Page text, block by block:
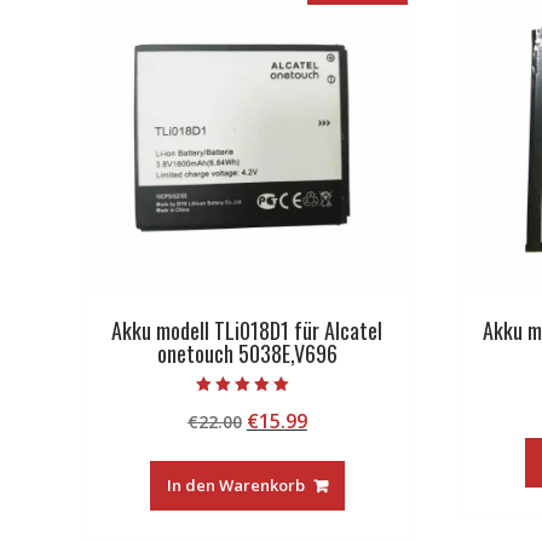
Akku modell TLi018D1 für Alcatel
onetouch 5038E,V696
5.00
von 5
€22.00 Ursprünglicher
war:
€22.00
€15.99Aktueller
ist:
€15.99.
In den Warenkorb
Akku